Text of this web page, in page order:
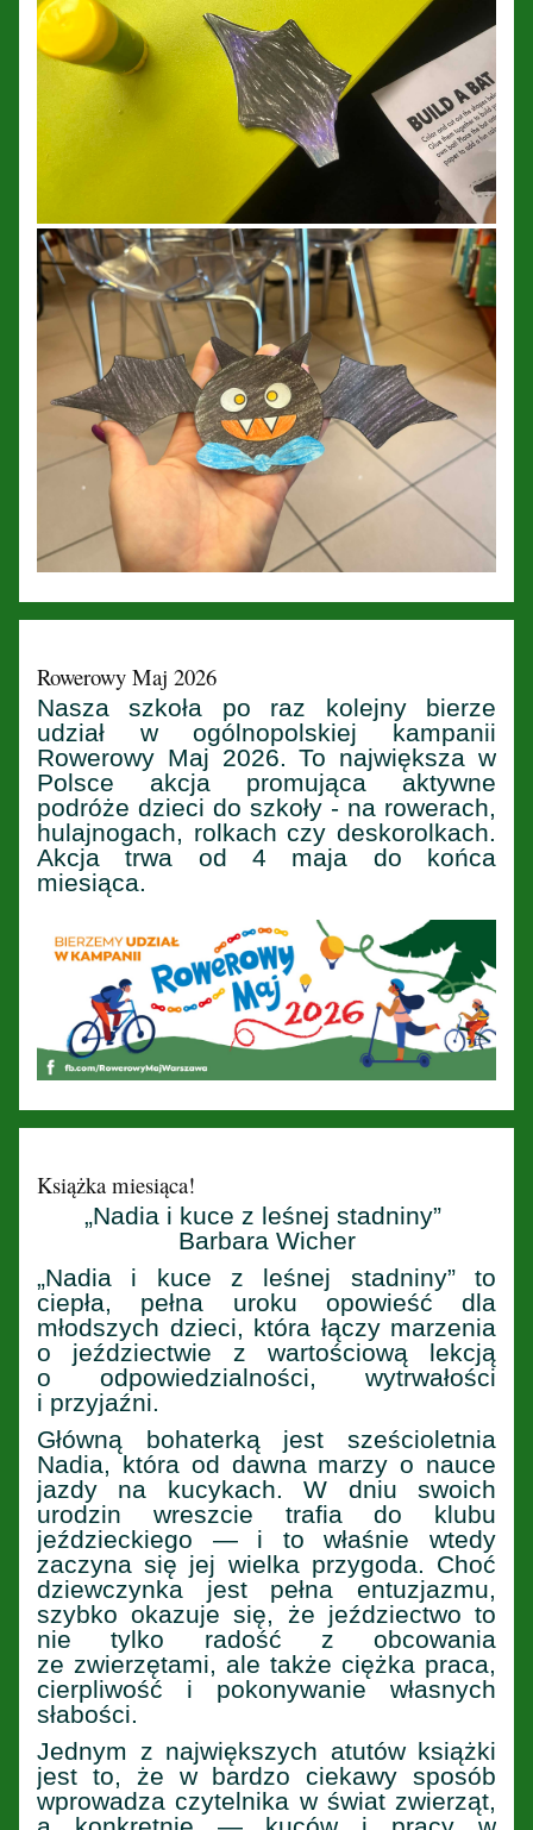
Rowerowy Maj 2026
Nasza szkoła po raz kolejny bierze
udział w ogólnopolskiej kampanii
Rowerowy Maj 2026. To największa w
Polsce akcja promująca aktywne
podróże dzieci do szkoły - na rowerach,
hulajnogach, rolkach czy deskorolkach.
Akcja trwa od 4 maja do końca
miesiąca.
Książka miesiąca!
„Nadia i kuce z leśnej stadniny”
Barbara Wicher
„Nadia i kuce z leśnej stadniny” to
ciepła, pełna uroku opowieść dla
młodszych dzieci, która łączy marzenia
o jeździectwie z wartościową lekcją
o odpowiedzialności, wytrwałości
i przyjaźni.
Główną bohaterką jest sześcioletnia
Nadia, która od dawna marzy o nauce
jazdy na kucykach. W dniu swoich
urodzin wreszcie trafia do klubu
jeździeckiego — i to właśnie wtedy
zaczyna się jej wielka przygoda. Choć
dziewczynka jest pełna entuzjazmu,
szybko okazuje się, że jeździectwo to
nie tylko radość z obcowania
ze zwierzętami, ale także ciężka praca,
cierpliwość i pokonywanie własnych
słabości.
Jednym z największych atutów książki
jest to, że w bardzo ciekawy sposób
wprowadza czytelnika w świat zwierząt,